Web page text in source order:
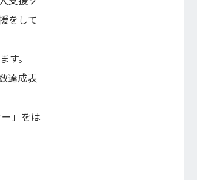
をして
す。
達成表
」をは